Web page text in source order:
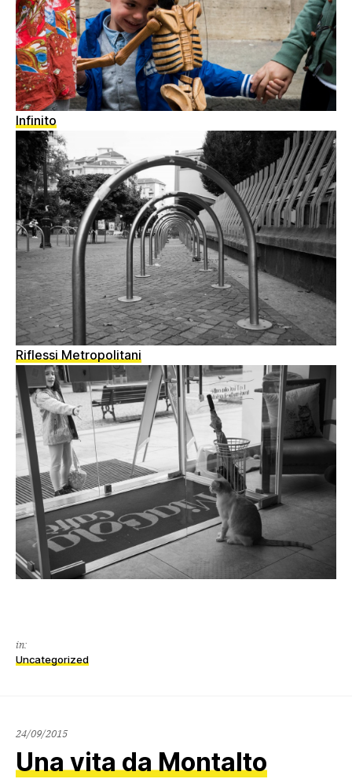
Infinito
Riflessi Metropolitani
in:
Uncategorized
24/09/201528/09/2015
Una vita da Montalto